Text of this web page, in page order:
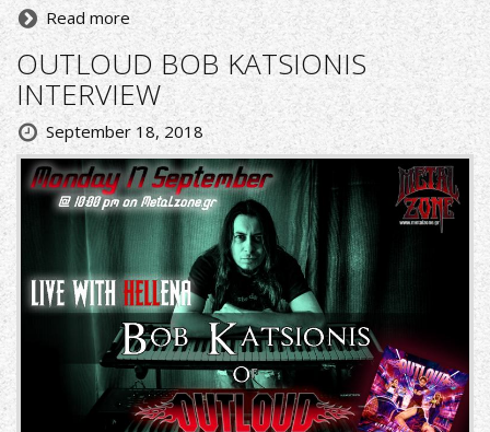
Read more
OUTLOUD BOB KATSIONIS
INTERVIEW
September 18, 2018